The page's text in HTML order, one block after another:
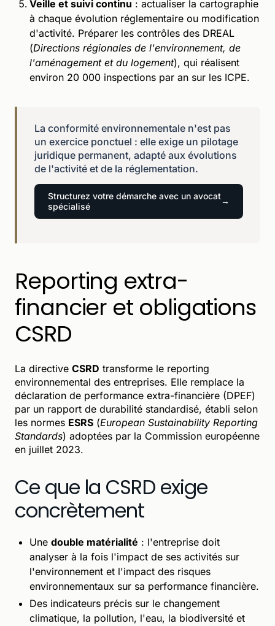
Veille et suivi continu : actualiser la cartographie
à chaque évolution réglementaire ou modification
d'activité. Préparer les contrôles des DREAL
(Directions régionales de l'environnement, de
l'aménagement et du logement), qui réalisent
environ 20 000 inspections par an sur les ICPE.
La conformité environnementale n'est pas
un exercice ponctuel : elle exige un pilotage
juridique permanent, adapté aux évolutions
de l'activité et de la réglementation.
Structurez votre démarche avec un avocat
spécialisé
Reporting extra-
financier et obligations
CSRD
La directive CSRD transforme le reporting
environnemental des entreprises. Elle remplace la
déclaration de performance extra-financière (DPEF)
par un rapport de durabilité standardisé, établi selon
les normes ESRS (European Sustainability Reporting
Standards) adoptées par la Commission européenne
en juillet 2023.
Ce que la CSRD exige
concrètement
Une double matérialité : l'entreprise doit
analyser à la fois l'impact de ses activités sur
l'environnement et l'impact des risques
environnementaux sur sa performance financière.
Des indicateurs précis sur le changement
climatique, la pollution, l'eau, la biodiversité et